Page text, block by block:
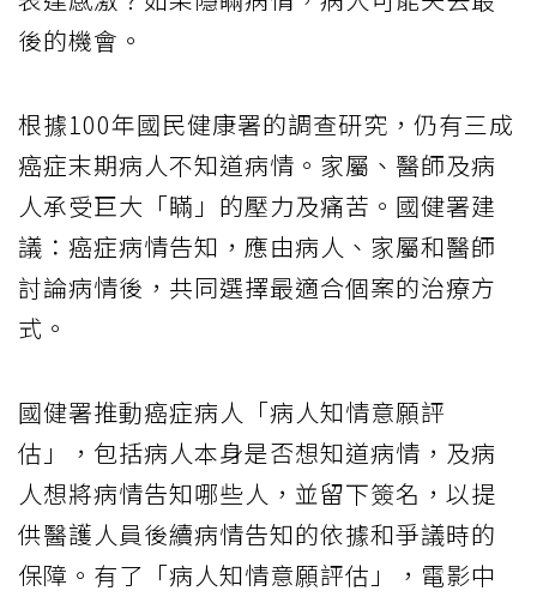
後的機會。
根據100年國民健康署的調查研究，仍有三成
癌症末期病人不知道病情。家屬、醫師及病
人承受巨大「瞞」的壓力及痛苦。國健署建
議：癌症病情告知，應由病人、家屬和醫師
討論病情後，共同選擇最適合個案的治療方
式。
國健署推動癌症病人「病人知情意願評
估」，包括病人本身是否想知道病情，及病
人想將病情告知哪些人，並留下簽名，以提
供醫護人員後續病情告知的依據和爭議時的
保障。有了「病人知情意願評估」，電影中